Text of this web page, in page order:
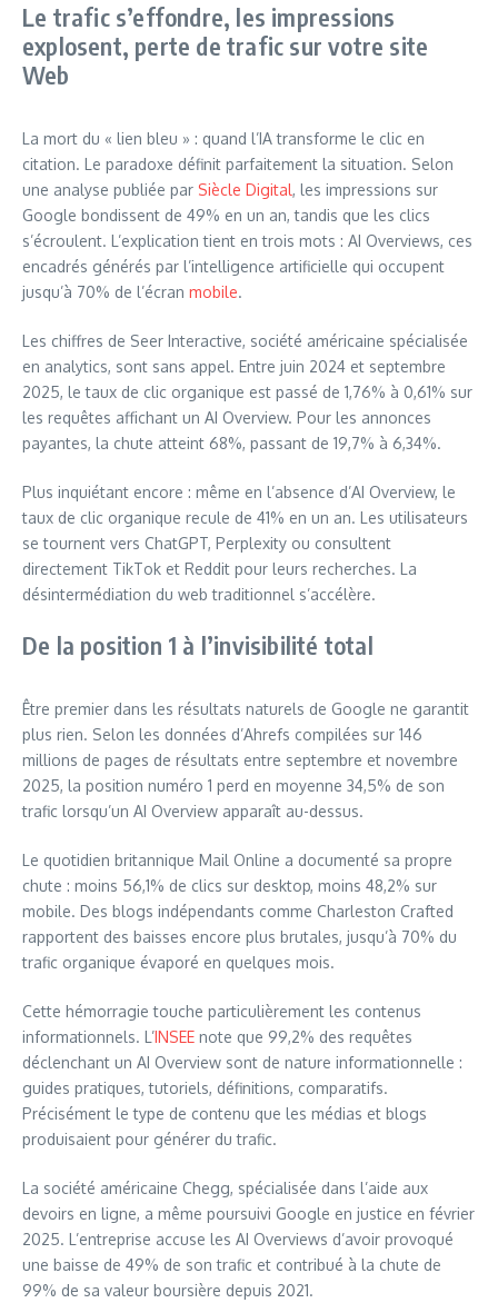
Le trafic s’effondre, les impressions
explosent, perte de trafic sur votre site
Web
La mort du « lien bleu » : quand l’IA transforme le clic en
citation. Le paradoxe définit parfaitement la situation. Selon
une analyse publiée par Siècle Digital, les impressions sur
Google bondissent de 49% en un an, tandis que les clics
s’écroulent. L’explication tient en trois mots : AI Overviews, ces
encadrés générés par l’intelligence artificielle qui occupent
jusqu’à 70% de l’écran mobile.
Les chiffres de Seer Interactive, société américaine spécialisée
en analytics, sont sans appel. Entre juin 2024 et septembre
2025, le taux de clic organique est passé de 1,76% à 0,61% sur
les requêtes affichant un AI Overview. Pour les annonces
payantes, la chute atteint 68%, passant de 19,7% à 6,34%.
Plus inquiétant encore : même en l’absence d’AI Overview, le
taux de clic organique recule de 41% en un an. Les utilisateurs
se tournent vers ChatGPT, Perplexity ou consultent
directement TikTok et Reddit pour leurs recherches. La
désintermédiation du web traditionnel s’accélère.
De la position 1 à l’invisibilité total
Être premier dans les résultats naturels de Google ne garantit
plus rien. Selon les données d’Ahrefs compilées sur 146
millions de pages de résultats entre septembre et novembre
2025, la position numéro 1 perd en moyenne 34,5% de son
trafic lorsqu’un AI Overview apparaît au-dessus.
Le quotidien britannique Mail Online a documenté sa propre
chute : moins 56,1% de clics sur desktop, moins 48,2% sur
mobile. Des blogs indépendants comme Charleston Crafted
rapportent des baisses encore plus brutales, jusqu’à 70% du
trafic organique évaporé en quelques mois.
Cette hémorragie touche particulièrement les contenus
informationnels. L’INSEE note que 99,2% des requêtes
déclenchant un AI Overview sont de nature informationnelle :
guides pratiques, tutoriels, définitions, comparatifs.
Précisément le type de contenu que les médias et blogs
produisaient pour générer du trafic.
La société américaine Chegg, spécialisée dans l’aide aux
devoirs en ligne, a même poursuivi Google en justice en février
2025. L’entreprise accuse les AI Overviews d’avoir provoqué
une baisse de 49% de son trafic et contribué à la chute de
99% de sa valeur boursière depuis 2021.